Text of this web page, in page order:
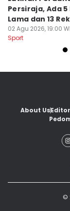
Persiraja, Ada 5
Lama dan 13
02 Agu 2026, 19:00
Sport
About Us
©